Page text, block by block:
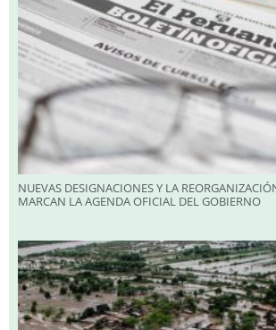
NUEVAS DESIGNACIONES Y LA
MARCAN LA AGENDA OFICIAL DEL GOBIERNO